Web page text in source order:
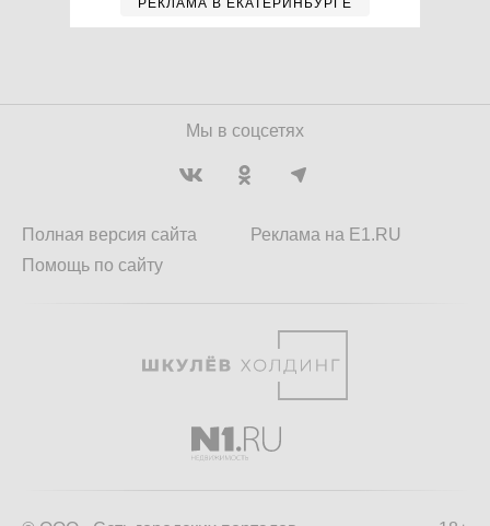
РЕКЛАМА В ЕКАТЕРИНБУРГЕ
Мы в соцсетях
Полная версия сайта
Помощь по сайту
Реклама на E1.RU